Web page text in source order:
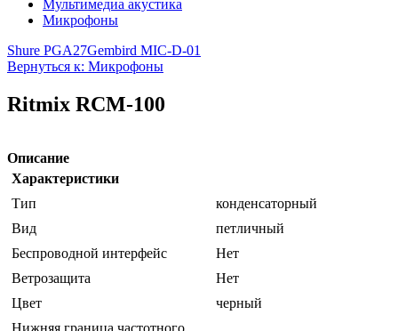
Мультимедиа акустика
Микрофоны
Shure PGA27Gembird MIC-D-01
Вернуться к: Микрофоны
Ritmix RCM-100
Описание
Характеристики
Тип
конденсаторный
Вид
петличный
Беспроводной интерфейс
Нет
Ветрозащита
Нет
Цвет
черный